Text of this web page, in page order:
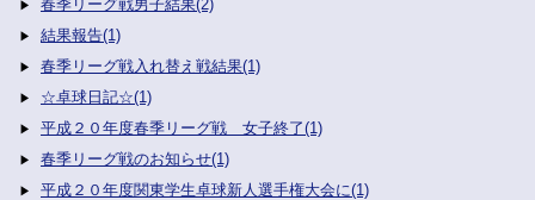
春季リーグ戦男子結果(2)
結果報告(1)
春季リーグ戦入れ替え戦結果(1)
☆卓球日記☆(1)
平成２０年度春季リーグ戦 女子終了(1)
春季リーグ戦のお知らせ(1)
平成２０年度関東学生卓球新人選手権大会に(1)